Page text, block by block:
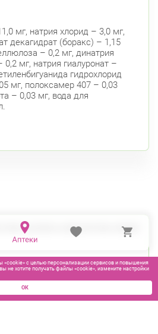
61 Круглосуточно
пр.
пр., д. 34 к. 1 Круглосуточно
пр.
пр. 67
Комендантский пр.
мг, натрия хлорид – 3,0 мг,
декагидрат (боракс) – 1,15
– 0,2 мг, динатрия
0,2 мг, натрия гиалуронат –
гидрохлорид
мг, полоксамер 407 – 0,03
– 0,03 мг, вода для
Д/ЛИНЗ АКВАОПТИК 450МЛ
₽
с целью персонализации сервисов и повышения
не хотите получать файлы «cookie», измените настройки
ОК